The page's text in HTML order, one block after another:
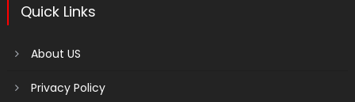
Quick Links
About US
Privacy Policy